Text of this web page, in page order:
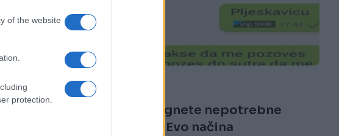
of the website
protection.
31.01.17. 16:34
Kako da izbjegnete nepotrebne
neugodnosti: Evo načina